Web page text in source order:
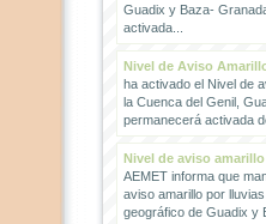
Guadix y Baza-
activada...
Nivel de Aviso
ha activado el Nivel de
la Cuenca del Genil,
permanecerá activada
Nivel de aviso
AEMET informa que
aviso amarillo por
geográfico de Guadix y